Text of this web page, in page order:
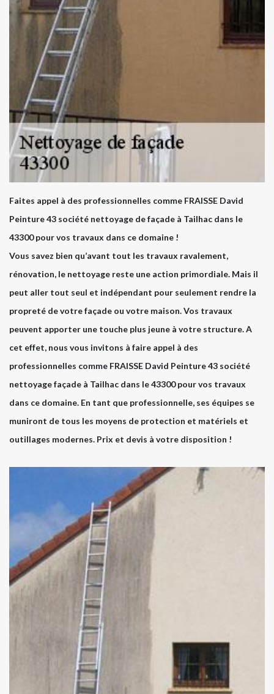
Faites appel à des professionnelles comme FRAISSE David
Peinture 43 société nettoyage de façade à Tailhac dans le
43300 pour vos travaux dans ce domaine !
Vous savez bien qu’avant tout les travaux ravalement,
rénovation, le nettoyage reste une action primordiale. Mais il
peut aller tout seul et indépendant pour seulement rendre la
propreté de votre façade ou votre maison. Vos travaux
peuvent apporter une touche plus jeune à votre structure. A
cet effet, nous vous invitons à faire appel à des
professionnelles comme FRAISSE David Peinture 43 société
nettoyage façade à Tailhac dans le 43300 pour vos travaux
dans ce domaine. En tant que professionnelle, ses équipes se
muniront de tous les moyens de protection et matériels et
outillages modernes. Prix et devis à votre disposition !